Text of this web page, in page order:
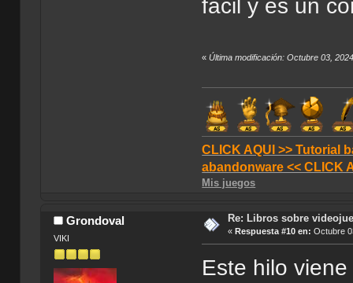
fácil y es un
«Última modificación: Octubre 03,
CLICK AQUI >> Tutorial
abandonware << CLICK
Mis juegos
Grondoval
VIKI
Re: Libros sobre
« Respuesta #10 en: Octubre
Este hilo